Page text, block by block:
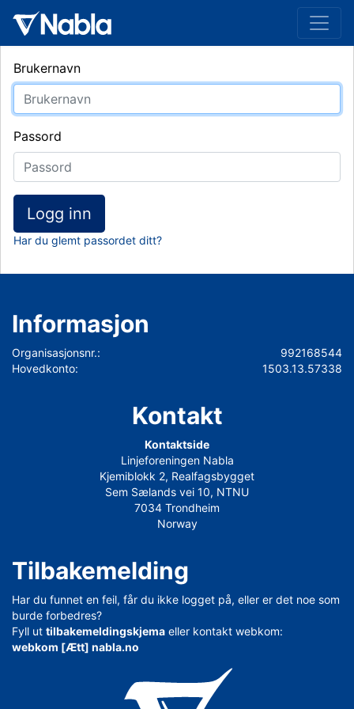
Brukernavn
Passord
Logg inn
Har du glemt passordet ditt?
Informasjon
Organisasjonsnr.:
992168544
Hovedkonto:
1503.13.57338
Kontakt
Kontaktside
Linjeforeningen Nabla
Kjemiblokk 2, Realfagsbygget
Sem Sælands vei 10, NTNU
7034 Trondheim
Norway
Tilbakemelding
Har du funnet en feil, får du ikke logget på, eller er det noe som
burde forbedres?
Fyll ut tilbakemeldingskjema eller kontakt webkom:
webkom [Ætt] nabla.no